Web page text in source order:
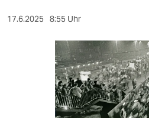
berlin
wahrheit
17.6.2025 8:55 Uhr